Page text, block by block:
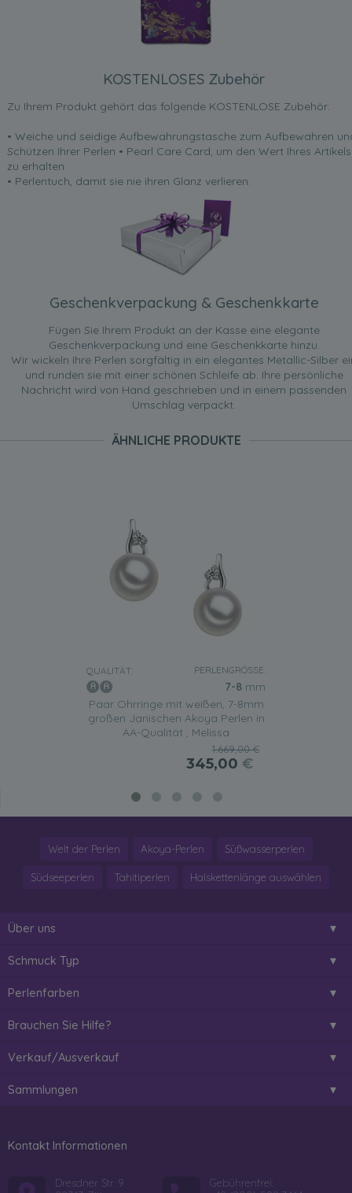
KOSTENLOSES Zubehör
Zu Ihrem Produkt gehört das folgende KOSTENLOSE Zubehör:
• Weiche und seidige Aufbewahrungstasche zum Aufbewahren
Schützen Ihrer Perlen • Pearl Care Card, um den Wert Ihres Artikels
zu erhalten
• Perlentuch, damit sie nie ihren Glanz verlieren.
Geschenkverpackung & Geschenkkarte
Fügen Sie Ihrem Produkt an der Kasse eine elegante
Geschenkverpackung und eine Geschenkkarte hinzu.
Wir wickeln Ihre Perlen sorgfältig in ein elegantes Metallic-Silber
und runden sie mit einer schönen Schleife ab. Ihre persönliche
Nachricht wird von Hand geschrieben und in einem passenden
Umschlag verpackt.
ÄHNLICHE PRODUKTE
QUALITÄT: PERLENGRÖSSE:
7-8 mm
Paar Ohrringe mit weißen, 7-8mm
großen Janischen Akoya Perlen in
AA-Qualität , Melissa
1.669,00 €
345,00 €
Welt der Perlen Akoya-Perlen Süßwasserperlen
Südseeperlen Tahitiperlen Halskettenlänge auswählen
Über uns
Schmuck Typ
Perlenfarben
Brauchen Sie Hilfe?
Verkauf/Ausverkauf
Sammlungen
Kontakt Informationen
Dresdner Str. 9
Gebührenfrei: